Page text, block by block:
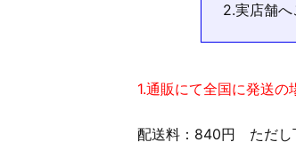
2.実店舗へ
1.通販にて全国に発送の
配送料：840円 ただし